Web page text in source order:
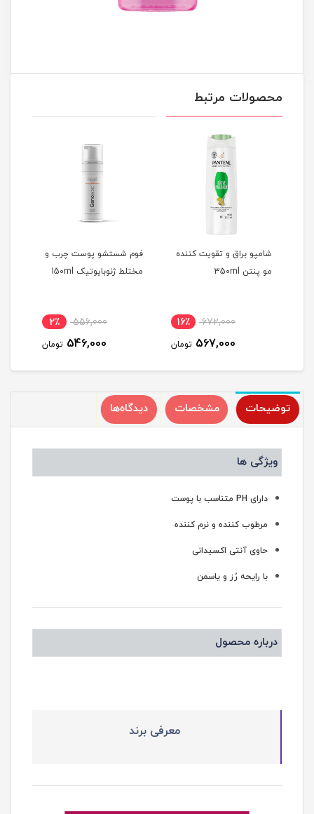
محصولات مرتبط
شامپو براق و تقویت کننده
مو پنتن 350ml
672,000 16٪
567,000 تومان
فوم شستشو پوست چرب و
مختلط ژنوبایوتیک 150ml
556,000 2٪
546,000 تومان
توضیحات مشخصات دیدگاه‌ها
ویژگی ها
دارای PH متناسب با پوست
مرطوب کننده و نرم کننده
حاوی آنتی اکسیدانی
با رایحه رُز و یاسمن
درباره محصول
معرفی برند